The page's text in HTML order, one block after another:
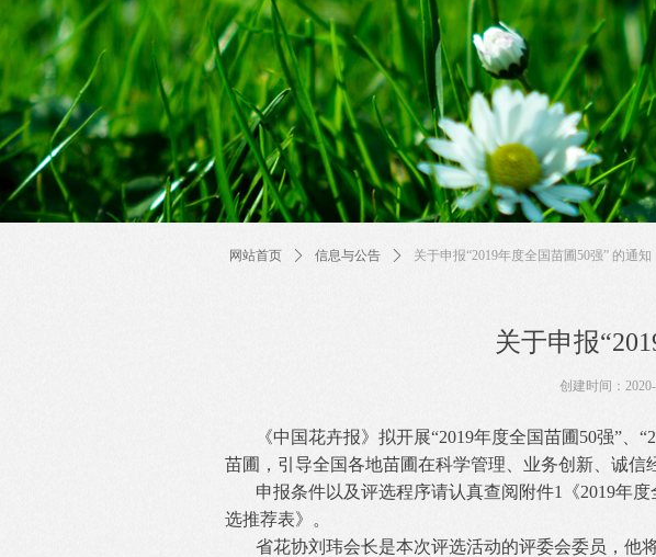
网站首页 ꄲ 信息与公告 ꄲ 关于申报“2019年度全国苗圃50强” 的通知
创建时间：
关于申报
《中国花卉报》拟开展“2019年度全国苗圃50强”
苗圃，引导全国各地苗圃在科学管理、业务创新、诚
申报条件以及评选程序请认真查阅附件1《2019年
选推荐表》。
省花协刘玮会长是本次评选活动的评委会委员，他